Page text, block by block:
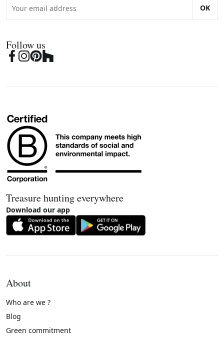
OK
Follow us
Treasure hunting everywhere
Download our app
About
Who are we ?
Blog
Green commitment